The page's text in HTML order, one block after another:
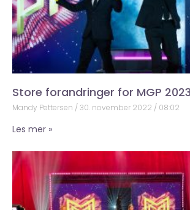
Store forandringer for MGP 2023
Mandy Pettersen 30. november 2022 08:02
Les mer »